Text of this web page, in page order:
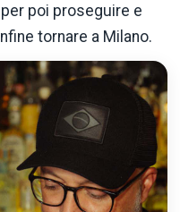
poi proseguire e
tornare a Milano.